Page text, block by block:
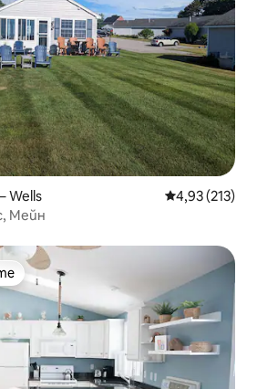
Wells Средна
4,93 (213)
Мейн
на гостите